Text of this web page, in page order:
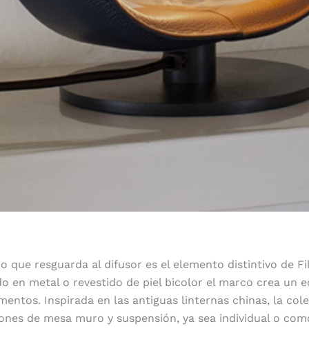
que resguarda al difusor es el elemento distintivo de
en metal o revestido de piel bicolor el marco crea un
Inspirada en las antiguas linternas chinas, la
de mesa muro y suspensión, ya sea individual o